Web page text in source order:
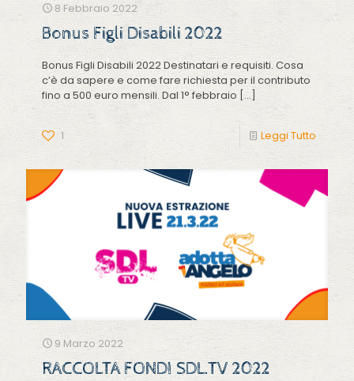
8 Febbraio 2022
Bonus Figli Disabili 2022
Bonus Figli Disabili 2022 Destinatari e requisiti. Cosa
c’è da sapere e come fare richiesta per il contributo
fino a 500 euro mensili. Dal 1° febbraio […]
1 Leggi Tutto
9 Marzo 2022
RACCOLTA FONDI SDL.TV 2022